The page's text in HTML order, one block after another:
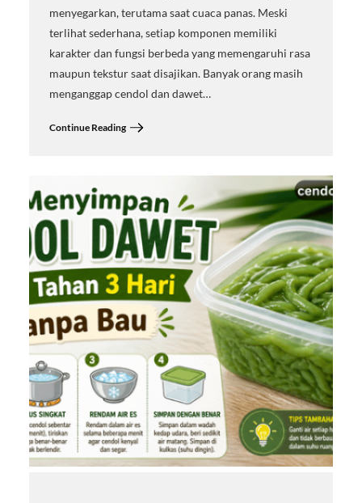
menyegarkan, terutama saat cuaca panas. Meski
terlihat sederhana, setiap komponen memiliki
karakter dan fungsi berbeda yang memengaruhi rasa
maupun tekstur saat disajikan. Banyak orang masih
menganggap cendol dan dawet…
Continue Reading